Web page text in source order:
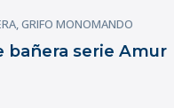
,GRIFO MONOMANDO
bañera serie Amur